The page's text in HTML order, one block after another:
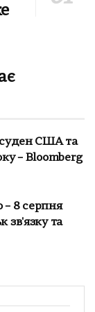
суден США та
– Bloomberg
– 8 серпня
зв'язку та